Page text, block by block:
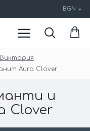
BGN
Виктория
Aura Clover
и
Clover